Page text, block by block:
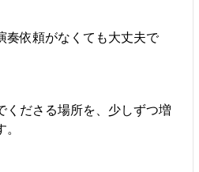
奏依頼がなくても大丈夫で
くださる場所を、少しずつ増